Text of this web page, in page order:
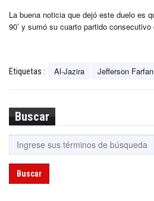
La buena noticia que dejó este duelo es
90’ y sumó su cuarto partido consecutivo
Etiquetas : Al-Jazira Jefferson Farfan
Buscar
Buscar